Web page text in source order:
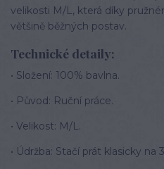
velikosti M/L, která díky
většině běžných postav.
Technické detaily:
• Složení: 100% bavlna.
• Původ: Ruční práce.
• Velikost: M/L.
• Údržba: Stačí prát klasicky na